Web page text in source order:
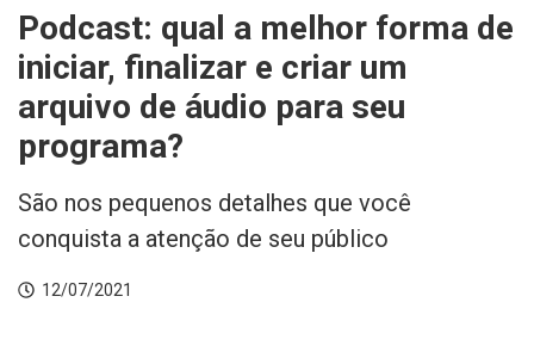
SERVIÇOS
INTEGRIDADE
Podcast: qual a melhor forma de
iniciar, finalizar e criar um
arquivo de áudio para seu
programa?
São nos pequenos detalhes que você
conquista a atenção de seu público
12/07/2021